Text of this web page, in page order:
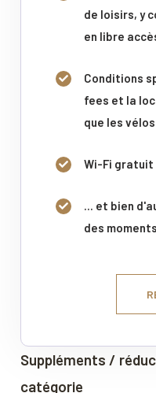
de loisirs, y
en libre
Conditions
fees et la
que les
Wi-Fi gratuit
... et bien
des
Suppléments /
catégorie